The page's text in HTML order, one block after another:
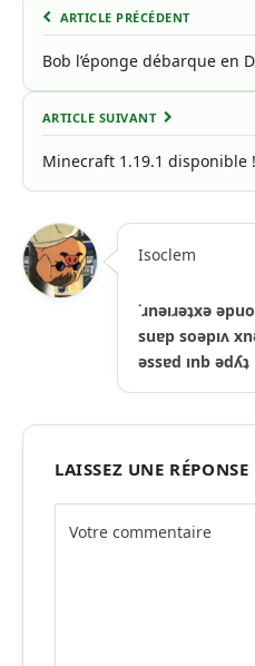
ARTICLE PRÉCÉDENT
Bob l’éponge débarque en
ARTICLE SUIVANT
Minecraft 1.19.1 disponible !
Isoclem
˙ɹnǝıɹǝʇxǝ
suɐp soǝpıʌ
ǝssɐd ınb ǝdʎʇ
LAISSEZ UNE RÉPONSE